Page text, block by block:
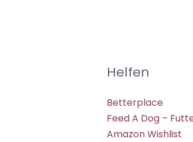
Helfen
Betterplace
Feed A Dog –
Amazon Wishlist